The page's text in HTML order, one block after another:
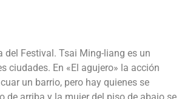
del Festival. Tsai Ming-liang es un
ciudades. En «El agujero» la acción
un barrio, pero hay quienes se